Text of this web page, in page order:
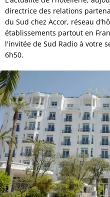
directrice des relations
du Sud chez Accor, réseau
établissements partout en
l'invitée de Sud Radio à votre
6h50.